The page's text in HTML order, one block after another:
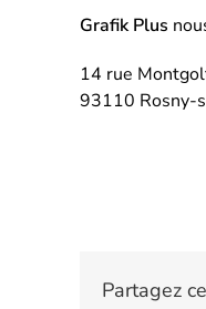
Grafik Plus
14 rue
93110 Rosny-
Partagez